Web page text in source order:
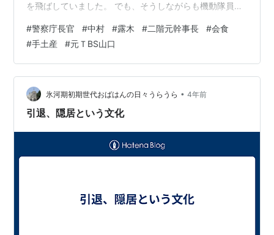
を飛ばしていました。 でも、そうしながらも機動隊員の
ない若者の顔と目が見えていました。 すると、どこから
ともなく『悪いな～』と言う気持ちも芽生え、複雑なデ
モ行進でした。 やがて社会人となり警察官とも交流をす
る機会が有り、その中で感じたことは、本当に純粋に国
民の生活を守るために頑張っている、と言うことでし
た。 話しは、ガラリと変わります。 １１月…
#警察庁長官 #中村 #露木 #二階元幹事長 #会食
#手土産 #元ＴBS山口
氷河期初期世代おばはんの日々うらうら • 4年前
引退、隠居という文化